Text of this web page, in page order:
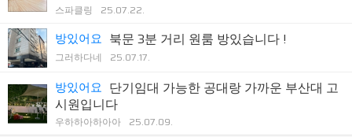
스파클링 25.07.22.
방있어요 북문 3분 거리 원룸 방있습니다 !
그러하다네 25.07.17.
방있어요 단기임대 가능한 공대랑 가까운 부산대 고
시원입니다
우하하아하아아 25.07.09.